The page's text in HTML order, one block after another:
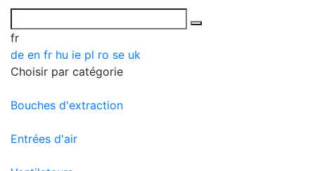
fr
de en fr hu ie pl ro se uk
Choisir par catégorie
Bouches d'extraction
Entrées d'air